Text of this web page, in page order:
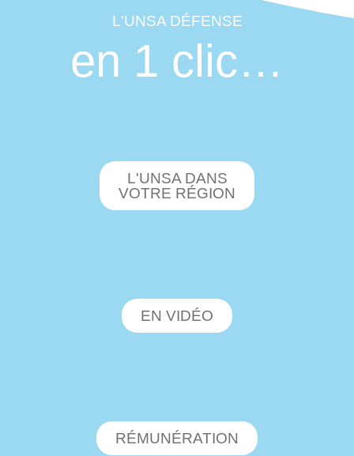
L'UNSA DÉFENSE
en 1 clic…
L'UNSA DANS
VOTRE RÉGION
EN VIDÉO
RÉMUNÉRATION